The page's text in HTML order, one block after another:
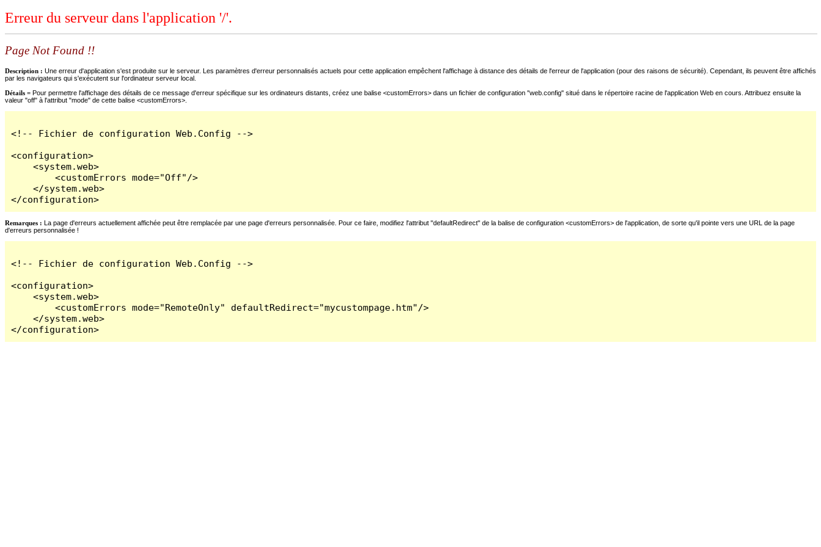
Erreur du serveur dans l'application '/'.
Page Not Found !!
Description : Une erreur d'application s'est produite sur le serveur. Les paramètres d'erreur personnalisés actuels pour cette application empêchent l'affichage à distance des détails de l'erreur de l'application (pour des raisons de sécurité). Cependant, ils peuvent être affichés
par les navigateurs qui s'exécutent sur l'ordinateur serveur local.
Détails = Pour permettre l'affichage des détails de ce message d'erreur spécifique sur les ordinateurs distants, créez une balise <customErrors> dans un fichier de configuration "web.config" situé dans le répertoire racine de l'application Web en cours. Attribuez ensuite la
valeur "off" à l'attribut "mode" de cette balise <customErrors>.
<!-- Fichier de configuration Web.Config -->
<configuration>
    <system.web>
        <customErrors mode="Off"/>
    </system.web>
</configuration>
Remarques : La page d'erreurs actuellement affichée peut être remplacée par une page d'erreurs personnalisée. Pour ce faire, modifiez l'attribut "defaultRedirect" de la balise de configuration <customErrors> de l'application, de sorte qu'il pointe vers une URL de la page
d'erreurs personnalisée !
<!-- Fichier de configuration Web.Config -->
<configuration>
    <system.web>
        <customErrors mode="RemoteOnly" defaultRedirect="mycustompage.htm"/>
    </system.web>
</configuration>